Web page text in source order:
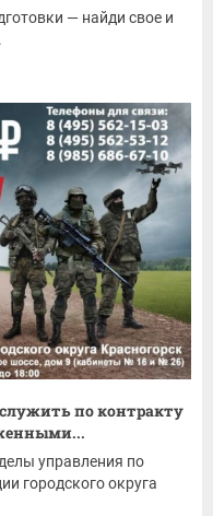
— найди свое и
по контракту
управления по
городского округа